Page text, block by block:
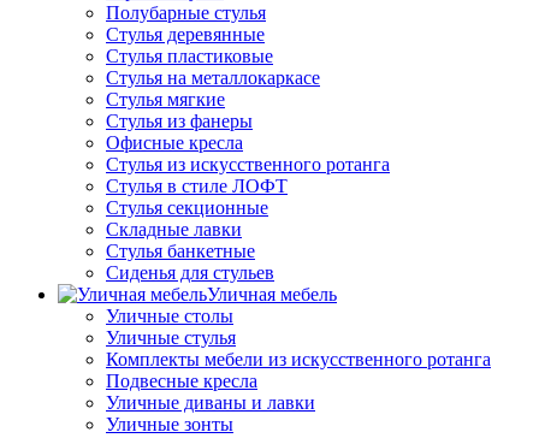
Полубарные стулья
Стулья деревянные
Стулья пластиковые
Стулья на металлокаркасе
Стулья мягкие
Стулья из фанеры
Офисные кресла
Стулья из искусственного ротанга
Стулья в стиле ЛОФТ
Стулья секционные
Складные лавки
Стулья банкетные
Сиденья для стульев
Уличная мебель
Уличные столы
Уличные стулья
Комплекты мебели из искусственного ротанга
Подвесные кресла
Уличные диваны и лавки
Уличные зонты